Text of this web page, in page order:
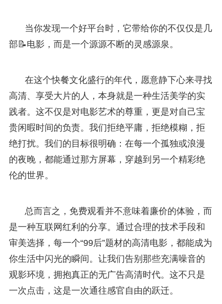
当你发现一个好平台时，它带给你的不仅仅是几
部📝电影，而是一个源源不断的灵感源泉。
在这个快餐文化盛行的年代，愿意静下心来寻找
高清、享受大片的人，本身就是一种生活美学的实
践者。这不仅是对电影艺术的尊重，更是对自己宝
贵闲暇时间的负责。我们拒绝平庸，拒绝模糊，拒
绝打扰。我们的目标很明确：在每一个孤独或浪漫
的夜晚，都能通过那方屏幕，穿越到另一个精彩绝
伦的世界。
总而言之，免费观看并不意味着廉价的体验，而
是一种互联网红利的分享。通过合理的技术手段和
审美选择，每一个“99后”题材的高清电影，都能成为
你生活中闪光的瞬间。让我们告别那些充满噪音的
观影环境，拥抱真正的无广告高清时代。这不只是
一次点击，这是一次通往感官自由的跃迁。